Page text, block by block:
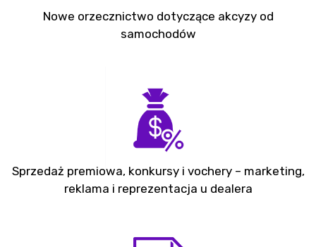
Nowe orzecznictwo dotyczące akcyzy od
samochodów
Sprzedaż premiowa, konkursy i vochery – marketing,
reklama i reprezentacja u dealera